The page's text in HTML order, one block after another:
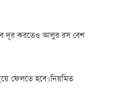
দূর করতেও আলুর রস বেশ
ফেলতে হবে। নিয়মিত